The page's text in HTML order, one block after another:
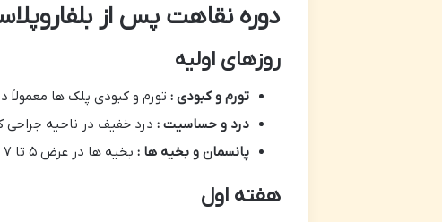
دوره نقاهت پس از
روزهای اولیه
تورم و کبودی : تورم و کبودی پلک ها معمولاً در ۲۴ تا ۷۲ ساعت ابتدایی به اوج خود می رسد و پس از آن به تدریج کاهش می
درد و حساسیت : درد خفیف در ناحیه
پانسمان و بخیه ها : بخیه ها در عرض ۵ تا ۷ روز برداشته می شوند.
هفته اول